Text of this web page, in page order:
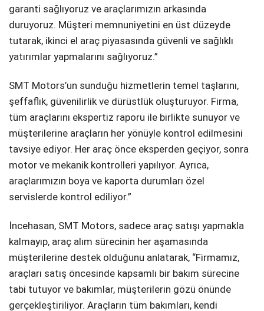
garanti sağlıyoruz ve araçlarımızın arkasında
duruyoruz. Müşteri memnuniyetini en üst düzeyde
tutarak, ikinci el araç piyasasında güvenli ve sağlıklı
yatırımlar yapmalarını sağlıyoruz.”
SMT Motors’un sunduğu hizmetlerin temel taşlarını,
şeffaflık, güvenilirlik ve dürüstlük oluşturuyor. Firma,
tüm araçlarını ekspertiz raporu ile birlikte sunuyor ve
müşterilerine araçların her yönüyle kontrol edilmesini
tavsiye ediyor. Her araç önce eksperden geçiyor, sonra
motor ve mekanik kontrolleri yapılıyor. Ayrıca,
araçlarımızın boya ve kaporta durumları özel
servislerde kontrol ediliyor.”
İncehasan, SMT Motors, sadece araç satışı yapmakla
kalmayıp, araç alım sürecinin her aşamasında
müşterilerine destek olduğunu anlatarak, “Firmamız,
araçları satış öncesinde kapsamlı bir bakım sürecine
tabi tutuyor ve bakımlar, müşterilerin gözü önünde
gerçekleştiriliyor. Araçların tüm bakımları, kendi